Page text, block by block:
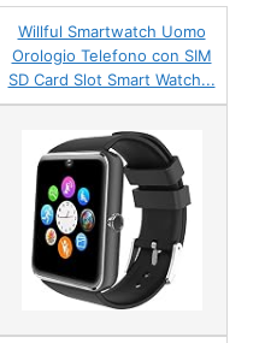
Willful Smartwatch Uomo
Orologio Telefono con SIM
SD Card Slot Smart Watch...